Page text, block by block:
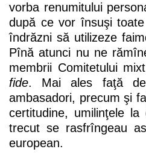
vorba renumitului
după ce vor însuşi
îndrăzni să utilizeze
Pînă atunci nu ne
membrii Comitetului
fide. Mai ales faţă de
ambasadori, precum şi
certitudine, umilinţele
trecut se rasfrîngeau
european.